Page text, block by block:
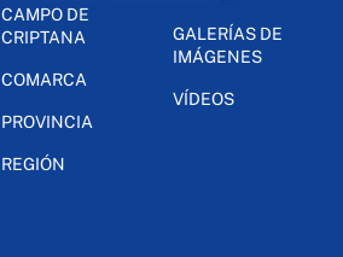
CAMPO DE
CRIPTANA
COMARCA
PROVINCIA
REGIÓN
GALERÍAS DE
IMÁGENES
VÍDEOS